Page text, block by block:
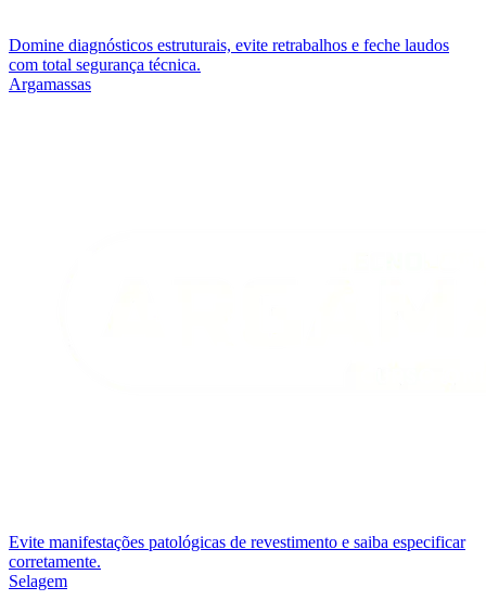
Domine diagnósticos estruturais, evite retrabalhos e feche laudos
com total segurança técnica.
Argamassas
Evite manifestações patológicas de revestimento e saiba especificar
corretamente.
Selagem